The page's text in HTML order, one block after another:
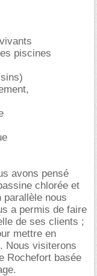
piscines
avons pensé
chlorée et
parallèle nous
a permis de faire
de ses clients ;
mettre en
Nous visiterons
Rochefort basée